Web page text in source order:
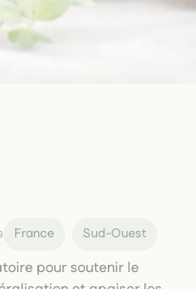
France Sud-Ouest
pour soutenir le